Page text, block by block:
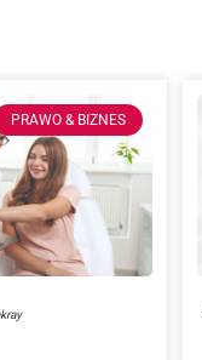
PRAWO & BIZNES